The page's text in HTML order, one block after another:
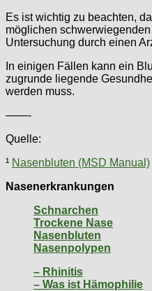
Es ist wichtig zu beachten,
möglichen
Untersuchung durch einen
In einigen Fällen kann ein
zugrunde liegende
werden muss.
——-
Quelle:
¹ Nasenbluten (MSD Manual)
Nasenerkrankungen
Schnarchen
Trockene Nase
Nasenbluten
Nasenpolypen
– Rhinitis
– Was ist Hämophilie